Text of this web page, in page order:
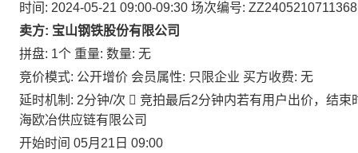
时间: 2024-05-21 09:00-09:30 场次编号: ZZ2405210711368
卖方: 宝山钢铁股份有限公司
拼盘: 1个 重量: 数量: 无
竞价模式: 公开增价 会员属性: 只限企业 买方收费: 无
延时机制: 2分钟/次  竞拍最后2分钟内若有用户出价，结
海欧冶供应链有限公司
开始时间 05月21日 09:00